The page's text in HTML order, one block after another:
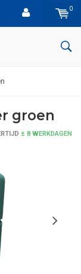
0
groen
± 8 WERKDAGEN